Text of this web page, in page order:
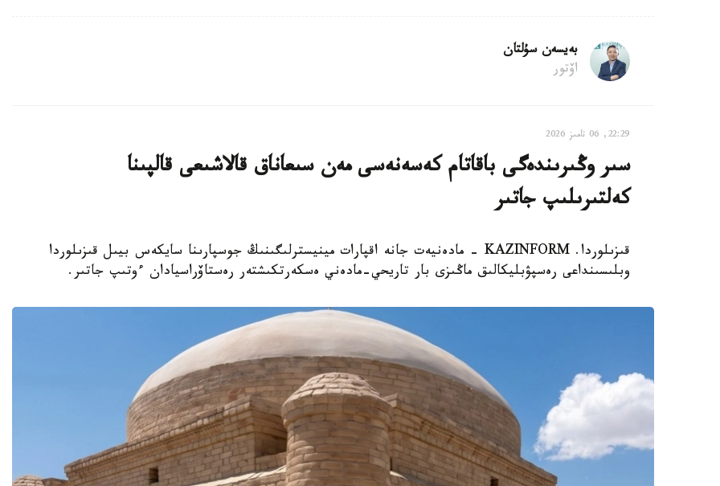
بەيسەن سۇلتان
اۆتور
22:29, 06 تامىز 2026
سىر وڭىرىندەگى باقاتام كەسەنەسى مەن سىعاناق قالاشىعى قالپىنا
كەلتىرىلىپ جاتىر
قىزىلوردا. KAZINFORM - مادەنيەت جانە اقپارات مينيسترلىگىنىڭ جوسپارىنا سايكەس بيىل قىزىلوردا
وبلىسىنداعى رەسپۋبليكالىق ماڭىزى بار تاريحي-مادەني ەسكەرتكىشتەر رەستاۆراسيادان ءوتىپ جاتىر.